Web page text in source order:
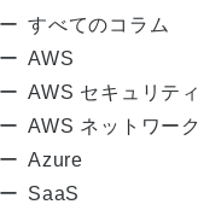
すべてのコラム
AWS
AWS セキュリティ
AWS ネットワーク
Azure
SaaS